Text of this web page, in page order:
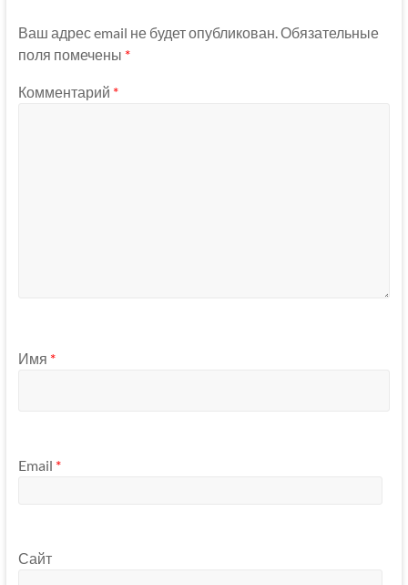
Ваш адрес email не будет опубликован. Обязательные
поля помечены *
Комментарий *
Имя *
Email *
Сайт